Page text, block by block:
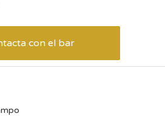
con el bar